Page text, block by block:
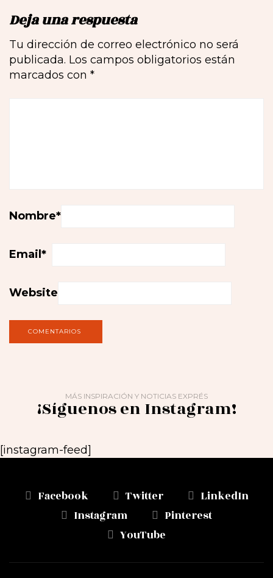
Deja una respuesta
Tu dirección de correo electrónico no será
publicada. Los campos obligatorios están
marcados con *
Nombre*
Email *
Website
MÁS INSPIRACIÓN Y NOTICIAS EXPRÉS
¡Síguenos en Instagram!
[instagram-feed]
Facebook Twitter
LinkedIn
Instagram
Pinterest
YouTube